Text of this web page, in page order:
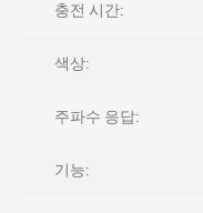
충전 시간:
색상:
주파수 응답:
기능: